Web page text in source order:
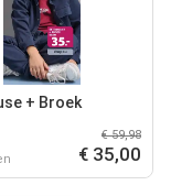
+ Broek
€ 59,98
€ 35,00